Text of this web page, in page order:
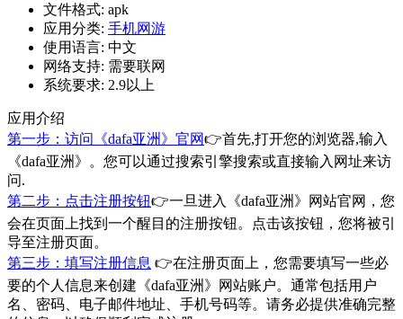
文件格式: apk
应用分类: 手机网游
使用语言: 中文
网络支持: 需要联网
系统要求: 2.9以上
应用介绍
第一步：访问《dafa亚洲》官网👉首先,打开您的浏览器,输入
《dafa亚洲》。您可以通过搜索引擎搜索或直接输入网址来访
问.
第二步：点击注册按钮👉一旦进入《dafa亚洲》网站官网，您
会在页面上找到一个醒目的注册按钮。点击该按钮，您将被引
导至注册页面。
第三步：填写注册信息 👉在注册页面上，您需要填写一些必
要的个人信息来创建《dafa亚洲》网站账户。通常包括用户
名、密码、电子邮件地址、手机号码等。请务必提供准确完整